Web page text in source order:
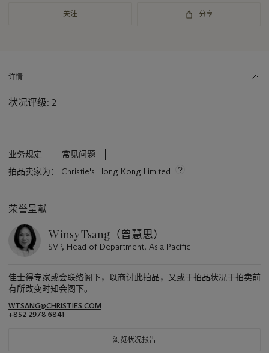
关注 分享
详情
状况评级: 2
业务规定
常见问题
拍品卖家为： Christie's Hong Kong Limited
荣誉呈献
Winsy Tsang（曾慧思）
SVP, Head of Department, Asia Pacific
佳士得专家或会联络阁下，以商讨此拍品，又或于拍品状况于拍卖前
有所改变时知会阁下。
WTSANG@CHRISTIES.COM
+852 2978 6841
浏览状况报告